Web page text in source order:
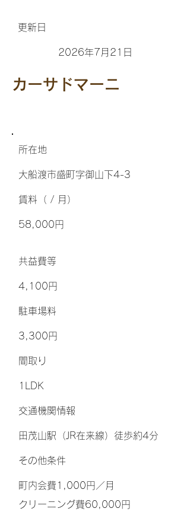
更新日
2026年7月21日
カーサドマーニ
所在地
大船渡市盛町字御山下4-3
​賃料（ / 月）
58,000円
​共益費等
4,100円
​駐車場料
3,300円
間取り
1LDK
交通機関情報
田茂山駅（JR在来線）徒歩約4分
その他条件
町内会費1,000円／月
クリーニング費60,000円